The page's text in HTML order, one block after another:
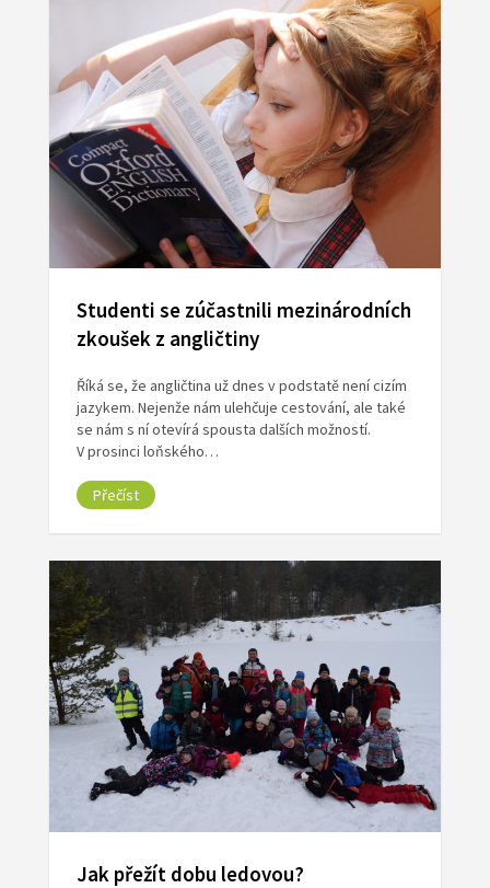
Studenti se zúčastnili mezinárodních
zkoušek z angličtiny
Říká se, že angličtina už dnes v podstatě není cizím
jazykem. Nejenže nám ulehčuje cestování, ale také
se nám s ní otevírá spousta dalších možností.
V prosinci loňského…
Přečíst
Jak přežít dobu ledovou?